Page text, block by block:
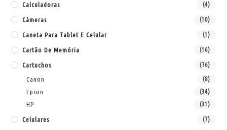
Calculadoras (4)
Câmeras (10)
Caneta Para Tablet E Celular (1)
Cartão De Memória (16)
Cartuchos (76)
Canon (8)
Epson (34)
HP (31)
Celulares (7)